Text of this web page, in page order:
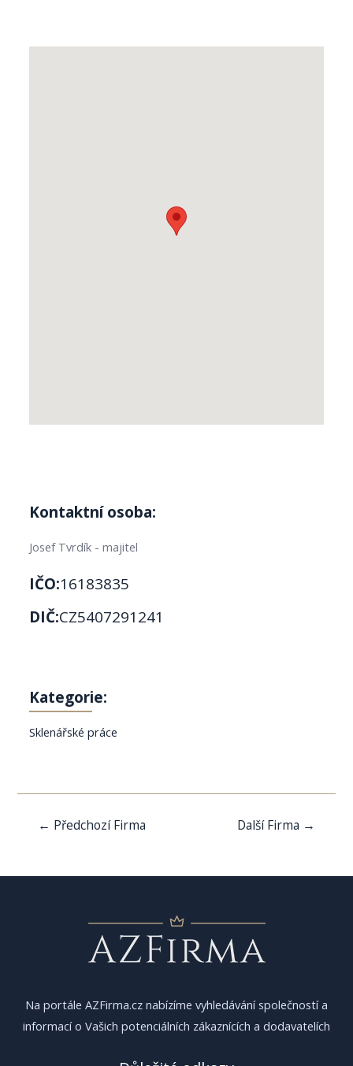
Kontaktní osoba:
Josef Tvrdík - majitel
IČO:16183835
DIČ:CZ5407291241
Kategorie:
Sklenářské práce
Navigace
← Předchozí Firma Další Firma →
Na portále AZFirma.cz nabízíme vyhledávání společností a
informací o Vašich potenciálních zákaznících a dodavatelích